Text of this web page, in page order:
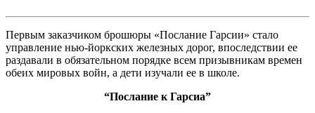
Первым заказчиком брошюры «Послание Гарсии» стало
управление нью-йоркских железных дорог, впоследствии ее
раздавали в обязательном порядке всем призывникам времен
обеих мировых войн, а дети изучали ее в школе.
“Послание к Гарсиа”